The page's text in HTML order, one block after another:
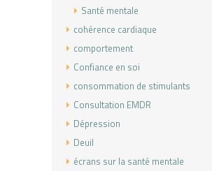
Santé mentale
cohérence cardiaque
comportement
Confiance en soi
consommation de stimulants
Consultation EMDR
Dépression
Deuil
écrans sur la santé mentale